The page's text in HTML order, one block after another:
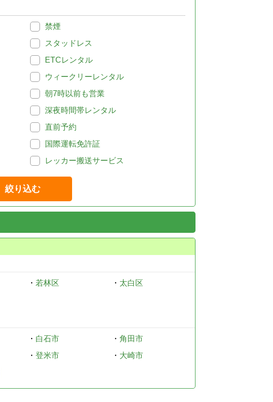
禁煙
スタッドレス
ETCレンタル
ウィークリーレンタル
朝7時以前も営業
深夜時間帯レンタル
直前予約
国際運転免許証
レッカー搬送サービス
絞り込む
・ 若林区 ・ 太白区
・ 白石市 ・ 角田市
・ 登米市 ・ 大崎市